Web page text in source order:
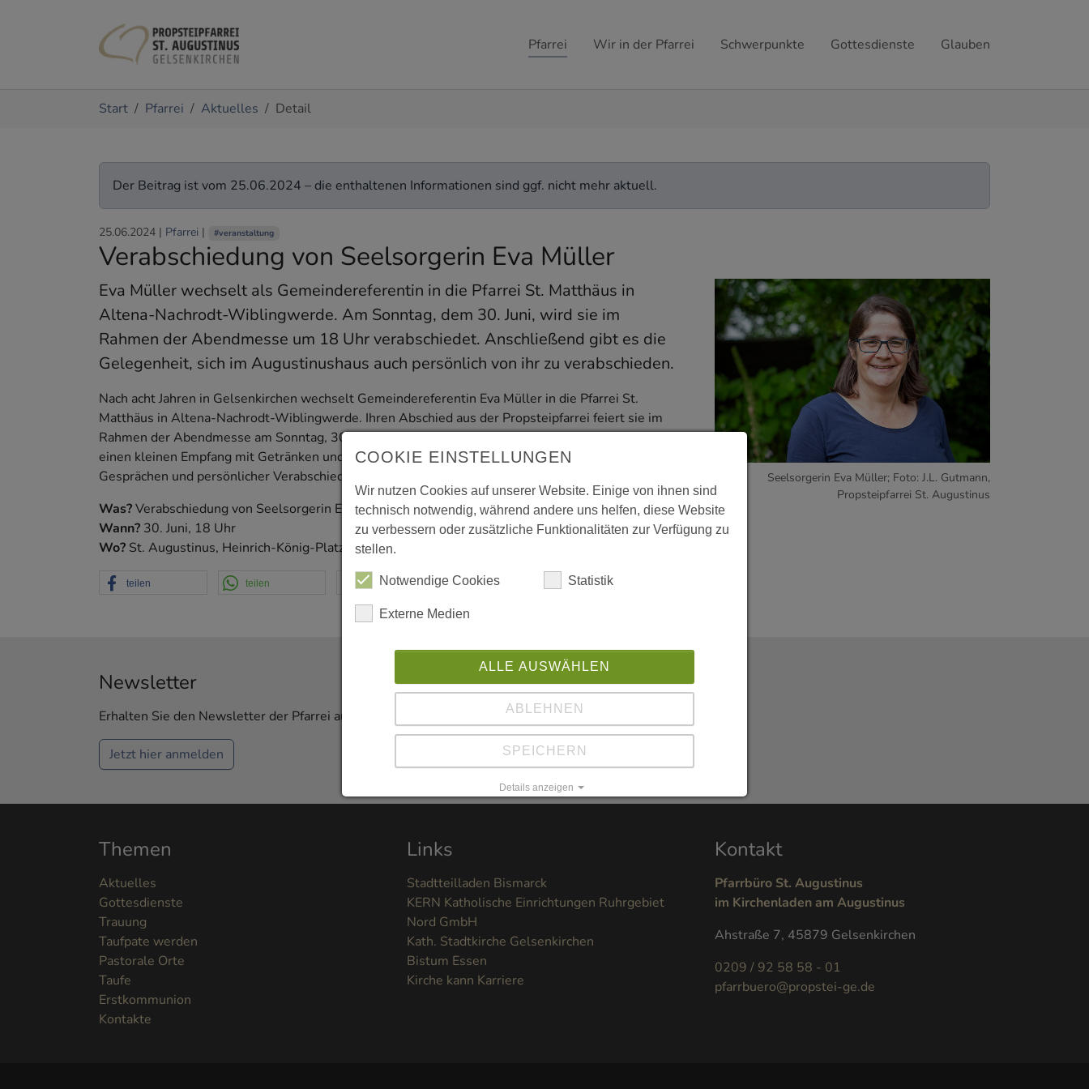
Pfarrei Wir in der Pfarrei Schwerpunkte Gottesdienste Glauben
Start Pfarrei Aktuelles Detail
Der Beitrag ist vom 25.06.2024 – die enthaltenen Informationen sind ggf. nicht mehr aktuell.
25.06.2024 | Pfarrei | #veranstaltung
Verabschiedung von Seelsorgerin Eva Müller
Eva Müller wechselt als Gemeindereferentin in die Pfarrei St. Matthäus in
Altena-Nachrodt-Wiblingwerde. Am Sonntag, dem 30. Juni, wird sie im
Rahmen der Abendmesse um 18 Uhr verabschiedet. Anschließend gibt es die
Gelegenheit, sich im Augustinushaus auch persönlich von ihr zu verabschieden.
Nach acht Jahren in Gelsenkirchen wechselt Gemeindereferentin Eva Müller in die Pfarrei St.
Matthäus in Altena-Nachrodt-Wiblingwerde. Ihren Abschied aus der Propsteipfarrei feiert sie im
Rahmen der Abendmesse am Sonntag, 30. Juni, um 18 Uhr in St. Augustinus. Anschließend gibt es
einen kleinen Empfang mit Getränken und Snacks im Augustinushaus, wo die Gelegenheit zu
Gesprächen und persönlicher Verabschiedung besteht. Herzliche Einladung!
Was?Verabschiedung von Seelsorgerin Eva Müller
Wann? 30. Juni, 18 Uhr
Wo? St. Augustinus, Heinrich-König-Platz, anschließend Augustinushaus, Ahstraße 7
teilen teilen teilen teilen drucken
Seelsorgerin Eva Müller; Foto: J.L. Gutmann,
Propsteipfarrei St. Augustinus
Newsletter
Erhalten Sie den Newsletter der Pfarrei aus erster Hand - und vor allem umweltfreundlich als E-Mail.
Jetzt hier anmelden
Themen
Aktuelles
Gottesdienste
Trauung
Taufpate werden
Pastorale Orte
Taufe
Erstkommunion
Kontakte
Links
Stadtteilladen Bismarck
KERN Katholische Einrichtungen Ruhrgebiet
Nord GmbH
Kath. Stadtkirche Gelsenkirchen
Bistum Essen
Kirche kann Karriere
Kontakt
Pfarrbüro St. Augustinus
im Kirchenladen am Augustinus
Ahstraße 7, 45879 Gelsenkirchen
0209 / 92 58 58 - 01
pfarrbuero@propstei-ge.de
COOKIE EINSTELLUNGEN
Wir nutzen Cookies auf unserer Website. Einige von ihnen sind
technisch notwendig, während andere uns helfen, diese Website
zu verbessern oder zusätzliche Funktionalitäten zur Verfügung zu
stellen.
Notwendige Cookies Statistik
Externe Medien
ALLE AUSWÄHLEN
ABLEHNEN
SPEICHERN
Details anzeigen